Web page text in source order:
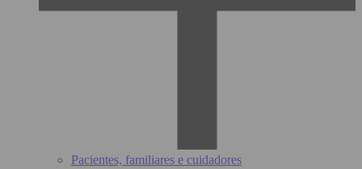
Pacientes, familiares e cuidadores